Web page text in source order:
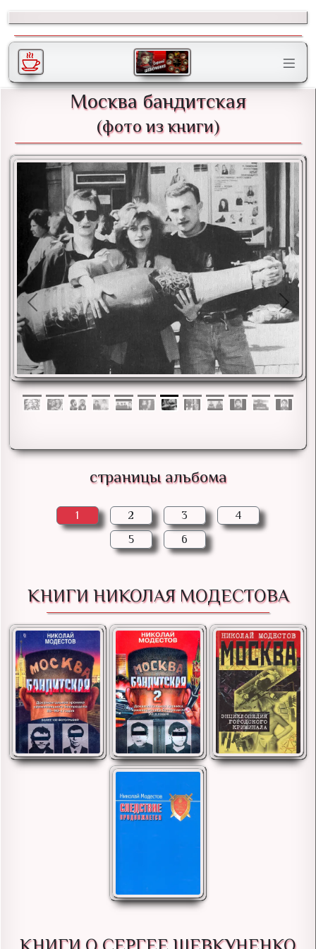
Москва бандитская
(фото из книги)
Previous Next
страницы альбома
1 2 3
4
5
6
КНИГИ НИКОЛАЯ МОДЕСТОВА